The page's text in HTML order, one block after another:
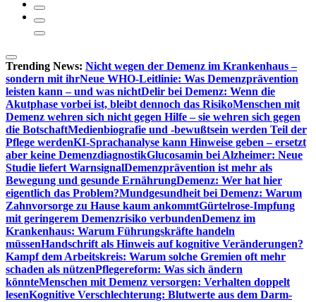
Trending News: Nicht wegen der Demenz im Krankenhaus –
sondern mit ihrNeue WHO-Leitlinie: Was Demenzprävention
leisten kann – und was nichtDelir bei Demenz: Wenn die
Akutphase vorbei ist, bleibt dennoch das RisikoMenschen mit
Demenz wehren sich nicht gegen Hilfe – sie wehren sich gegen
die BotschaftMedienbiografie und -bewußtsein werden Teil der
Pflege werdenKI-Sprachanalyse kann Hinweise geben – ersetzt
aber keine DemenzdiagnostikGlucosamin bei Alzheimer: Neue
Studie liefert WarnsignalDemenzprävention ist mehr als
Bewegung und gesunde ErnährungDemenz: Wer hat hier
eigentlich das Problem?Mundgesundheit bei Demenz: Warum
Zahnvorsorge zu Hause kaum ankommtGürtelrose-Impfung
mit geringerem Demenzrisiko verbundenDemenz im
Krankenhaus: Warum Führungskräfte handeln
müssenHandschrift als Hinweis auf kognitive Veränderungen?
Kampf dem Arbeitskreis: Warum solche Gremien oft mehr
schaden als nützenPflegereform: Was sich ändern
könnteMenschen mit Demenz versorgen: Verhalten doppelt
lesenKognitive Verschlechterung: Blutwerte aus dem Darm-